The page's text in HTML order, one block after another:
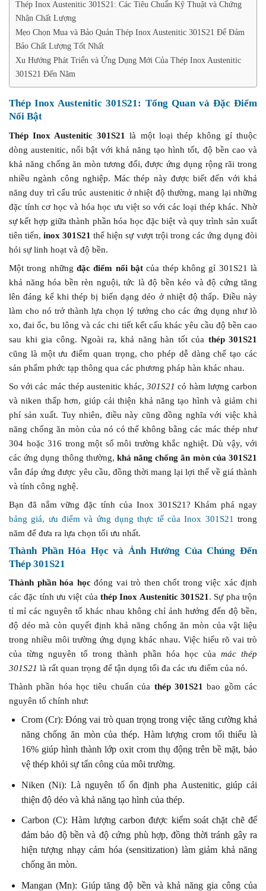
Thép Inox Austenitic 301S21: Các Tiêu Chuẩn Kỹ Thuật và Chứng
Nhận Chất Lượng
Mẹo Chọn Mua và Bảo Quản Thép Inox Austenitic 301S21 Để Đảm
Bảo Chất Lượng Tốt Nhất
Xu Hướng Phát Triển và Ứng Dụng Mới Của Thép Inox Austenitic
301S21 Đến Năm
Thép Inox Austenitic 301S21: Tổng Quan và Đặc Điểm
Nổi Bật
Thép Inox Austenitic 301S21
là một loại thép không gỉ thuộc
dòng austenitic, nổi bật với khả năng tạo hình tốt, độ bền cao và
khả năng chống ăn mòn tương đối, được ứng dụng rộng rãi trong
nhiều ngành công nghiệp. Mác thép này được biết đến với khả
năng duy trì cấu trúc austenitic ở nhiệt độ thường, mang lại những
đặc tính cơ học và hóa học ưu việt so với các loại thép khác. Nhờ
sự kết hợp giữa thành phần hóa học đặc biệt và quy trình sản xuất
tiên tiến,inox 301S21 thể hiện sự vượt trội trong các ứng dụng đòi
hỏi sự linh hoạt và độ bền.
Một trong những đặc điểm nổi bật của thép không gỉ 301S21 là
khả năng hóa bền rèn nguội, tức là độ bền kéo và độ cứng tăng
lên đáng kể khi thép bị biến dạng dẻo ở nhiệt độ thấp. Điều này
làm cho nó trở thành lựa chọn lý tưởng cho các ứng dụng như lò
xo, đai ốc, bu lông và các chi tiết kết cấu khác yêu cầu độ bền cao
sau khi gia công. Ngoài ra, khả năng hàn tốt của thép 301S21
cũng là một ưu điểm quan trọng, cho phép dễ dàng chế tạo các
sản phẩm phức tạp thông qua các phương pháp hàn khác nhau.
So với các mác thép austenitic khác,301S21 có hàm lượng carbon
và niken thấp hơn, giúp cải thiện khả năng tạo hình và giảm chi
phí sản xuất. Tuy nhiên, điều này cũng đồng nghĩa với việc khả
năng chống ăn mòn của nó có thể không bằng các mác thép như
304 hoặc 316 trong một số môi trường khắc nghiệt. Dù vậy, với
các ứng dụng thông thường, khả năng chống ăn mòn của 301S21
vẫn đáp ứng được yêu cầu, đồng thời mang lại lợi thế về giá thành
và tính công nghệ.
Bạn đã nắm vững đặc tính của Inox 301S21? Khám phá ngay
bảng giá, ưu điểm và ứng dụng thực tế của Inox 301S21 trong
năm để đưa ra lựa chọn tối ưu nhất.
Thành Phần Hóa Học và Ảnh Hưởng Của Chúng Đến
Thép 301S21
Thành phần hóa họcđóng vai trò then chốt trong việc xác định
các đặc tính ưu việt của thép Inox Austenitic 301S21 . Sự pha trộn
tỉ mỉ các nguyên tố khác nhau không chỉ ảnh hưởng đến độ bền,
độ dẻo mà còn quyết định khả năng chống ăn mòn của vật liệu
trong nhiều môi trường ứng dụng khác nhau. Việc hiểu rõ vai trò
của từng nguyên tố trong thành phần hóa học của mác thép
301S21 là rất quan trọng để tận dụng tối đa các ưu điểm của nó.
Thành phần hóa học tiêu chuẩn của thép 301S21 bao gồm các
nguyên tố chính như:
Crom (Cr): Đóng vai trò quan trọng trong việc tăng cường khả
năng chống ăn mòn của thép. Hàm lượng crom tối thiểu là
16% giúp hình thành lớp oxit crom thụ động trên bề mặt, bảo
vệ thép khỏi sự tấn công của môi trường.
Niken (Ni): Là nguyên tố ổn định pha Austenitic, giúp cải
thiện độ dẻo và khả năng tạo hình của thép.
Carbon (C): Hàm lượng carbon được kiểm soát chặt chẽ để
đảm bảo độ bền và độ cứng phù hợp, đồng thời tránh gây ra
hiện tượng nhạy cảm hóa (sensitization) làm giảm khả năng
chống ăn mòn.
Mangan (Mn): Giúp tăng độ bền và khả năng gia công của